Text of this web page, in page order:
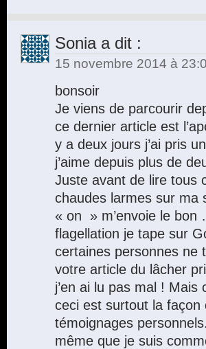
Soniaa dit :
15 novembre 2014 à
bonsoir
Je viens de parcourir
ce dernier article est
y a deux jours j’ai pris
j’aime depuis plus de
Juste avant de lire tous
chaudes larmes sur ma
« on » m’envoie le
flagellation je tape sur
certaines personnes ne
votre article du lâcher
j’en ai lu pas mal !
ceci est surtout la
témoignages
même que je suis